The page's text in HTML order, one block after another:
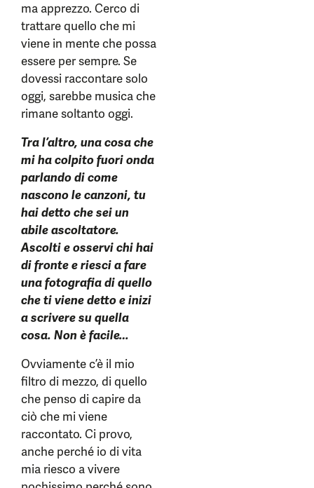
ma apprezzo. Cerco di
trattare quello che mi
viene in mente che possa
essere per sempre. Se
dovessi raccontare solo
oggi, sarebbe musica che
rimane soltanto oggi.
Tra l’altro, una cosa che
mi ha colpito fuori onda
parlando di come
nascono le canzoni, tu
hai detto che sei un
abile ascoltatore.
Ascolti e osservi chi hai
di fronte e riesci a fare
una fotografia di quello
che ti viene detto e inizi
a scrivere su quella
cosa. Non è facile…
Ovviamente c’è il mio
filtro di mezzo, di quello
che penso di capire da
ciò che mi viene
raccontato. Ci provo,
anche perché io di vita
mia riesco a vivere